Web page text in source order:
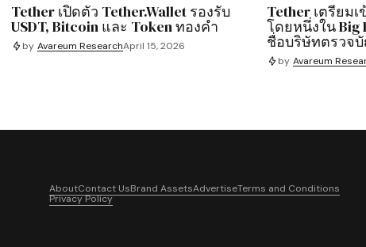
Tether เปิดตัว Tether.Wallet รองรับ
USDT, Bitcoin และ Token ทองคำ
by Avareum ResearchApril 15, 2026
Tether เตรียม
โดยหนึ่งใน Big
ชื่อบริษัทตรวจ
by Avareum
AboutContact UsBrand AssetsAdvertiseTerms and Conditions
Privacy Policy